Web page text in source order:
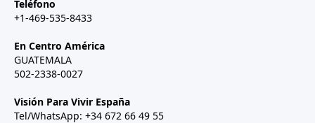
Teléfono
+1-469-535-8433
En Centro América
GUATEMALA
502-2338-0027
Visión Para Vivir España
Tel/WhatsApp: +34 672 66 49 55